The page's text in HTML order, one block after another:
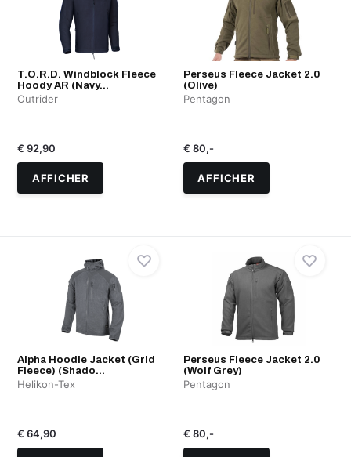
T.O.R.D. Windblock Fleece
Hoody AR (Navy...
Outrider
€ 92,90
AFFICHER
Perseus Fleece Jacket 2.0
(Olive)
Pentagon
€ 80,-
AFFICHER
Alpha Hoodie Jacket (Grid
Fleece) (Shado...
Helikon-Tex
€ 64,90
Perseus Fleece Jacket 2.0
(Wolf Grey)
Pentagon
€ 80,-